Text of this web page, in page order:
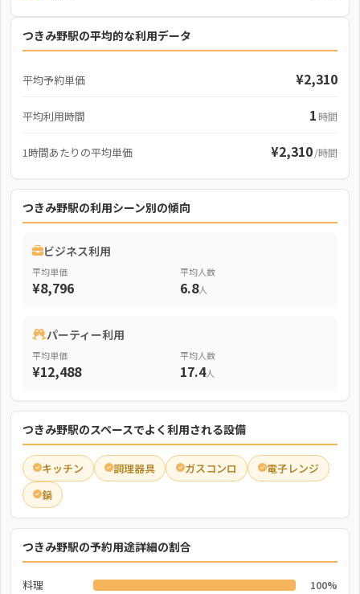
つきみ野駅の平均的な利用データ
平均予約単価 ¥2,310
平均利用時間 1時間
1時間あたりの平均単価 ¥2,310/時間
つきみ野駅の利用シーン別の傾向
ビジネス利用
平均単価
¥8,796
平均人数
6.8人
パーティー利用
平均単価
¥12,488
平均人数
17.4人
つきみ野駅のスペースでよく利用される設備
キッチン 調理器具 ガスコンロ
電子レンジ
鍋
つきみ野駅の予約用途詳細の割合
料理 100%